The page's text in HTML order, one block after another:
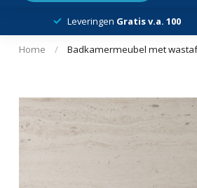
Leveringen Gratis v.a. 100
Home / Badkamermeubel met